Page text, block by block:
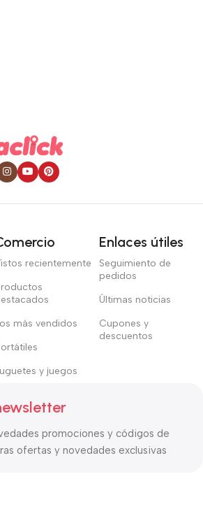
recientemente
más vendidos
y juegos
Enlaces útiles
Seguimiento de
pedidos
Últimas noticias
Cupones y
descuentos
promociones y códigos de
ofertas y novedades exclusivas